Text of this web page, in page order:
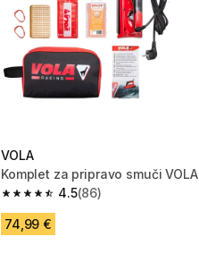
VOLA
Komplet za pripravo smuči VOLA
4.5
4.5 od 5 zvezdic from 86 ocene
(86)
74,99 €